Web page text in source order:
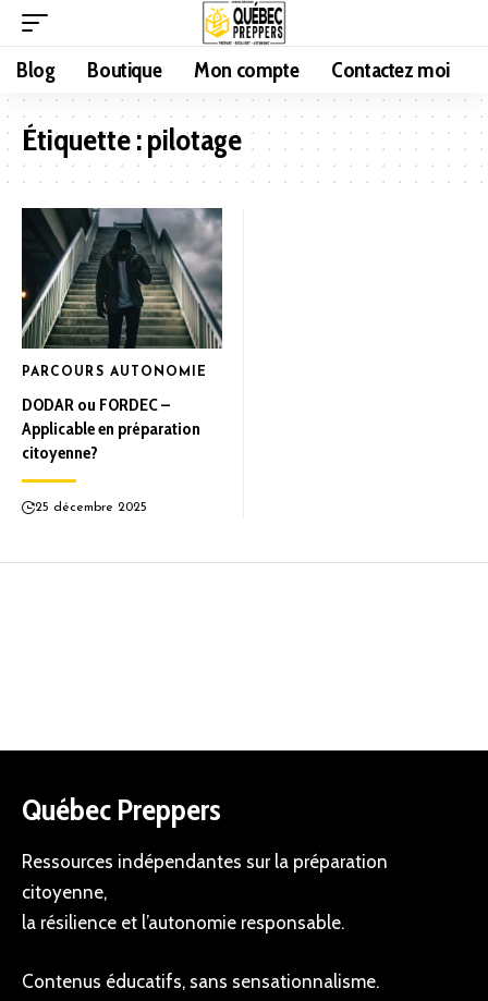
Blog Boutique Mon compte Contactez moi
Étiquette :pilotage
PARCOURS AUTONOMIE
DODAR ou FORDEC –
Applicable en préparation
citoyenne?
25 décembre 2025
Québec Preppers
Ressources indépendantes sur la préparation
citoyenne,
la résilience et l’autonomie responsable.
Contenus éducatifs, sans sensationnalisme.